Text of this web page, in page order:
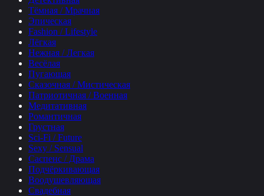
Тёмная / Мрачная
Эпическая
Fashion / Lifestyle
Лёгкая
Нежная / Легкая
Весёлая
Пугающая
Сказочная / Мистическая
Патриотичная / Военная
Медитативная
Романтичная
Грустная
Sci-Fi / Future
Sexy / Sensual
Саспенс / Драма
Подчёркивающая
Воодушевляющая
Свадебная